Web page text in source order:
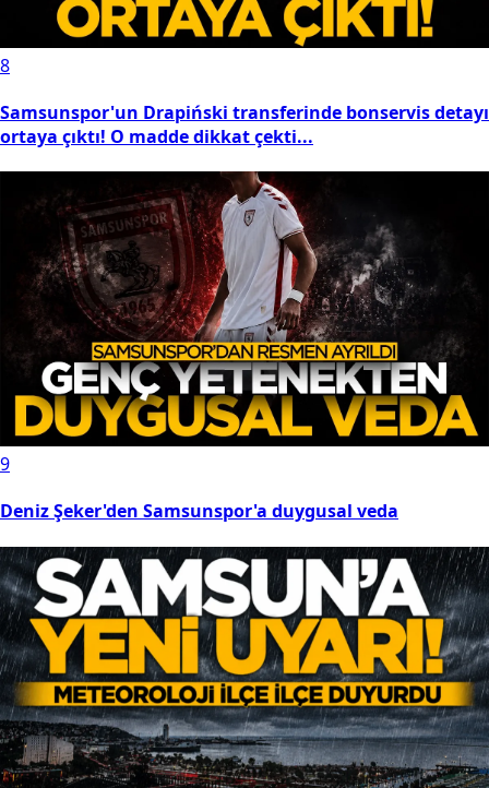
8
Samsunspor'un Drapiński transferinde bonservis detayı
ortaya çıktı! O madde dikkat çekti...
9
Deniz Şeker'den Samsunspor'a duygusal veda